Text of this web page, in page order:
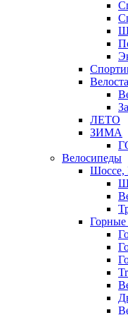
ЛЕТО
ЗИМА
Велосипеды
Шоссе,
Горные